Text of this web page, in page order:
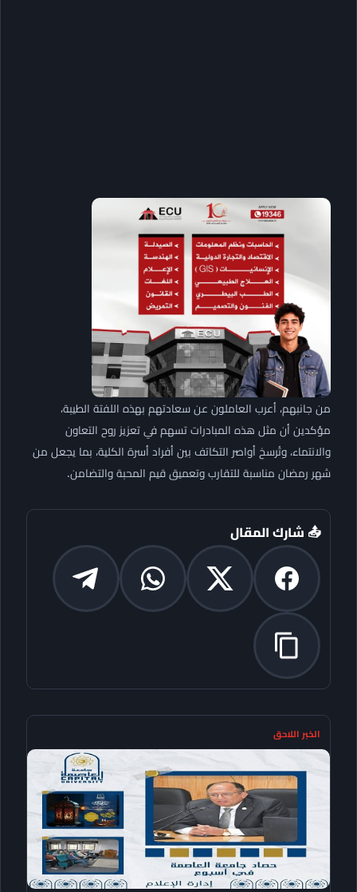
من جانبهم، أعرب العاملون عن سعادتهم بهذه اللفتة الطيبة،
مؤكدين أن مثل هذه المبادرات تسهم في تعزيز روح التعاون
والانتماء، وتُرسخ أواصر التكاتف بين أفراد أسرة الكلية، بما يجعل من
شهر رمضان مناسبة للتقارب وتعميق قيم المحبة والتضامن.
📤 شارك المقال
الخبر اللاحق